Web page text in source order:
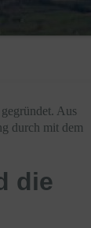
Aus
durch mit dem
die